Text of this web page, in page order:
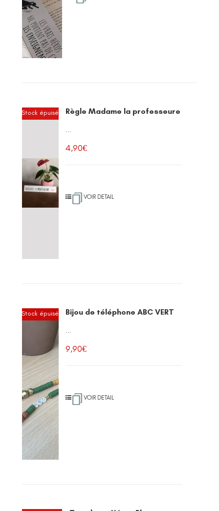
Stock épuisé Règle Madame la professeure
...
4,90€
VOIR DETAIL
Stock épuisé Bijou de téléphone ABC VERT
...
9,90€
VOIR DETAIL